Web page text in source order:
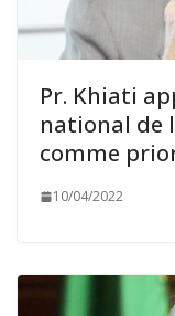
Pr. Khiati
national de
comme
10/04/2022